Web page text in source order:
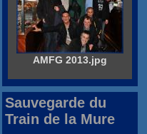
AMFG 2013.jpg
Sauvegarde du
Train de la Mure